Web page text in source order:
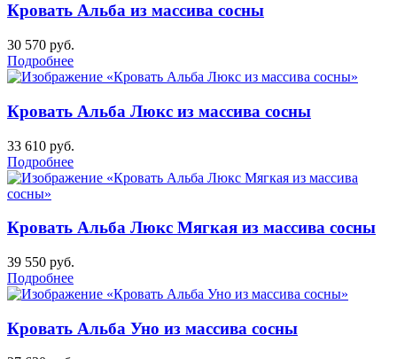
Кровать Альба из массива сосны
30 570 руб.
Подробнее
Кровать Альба Люкс из массива сосны
33 610 руб.
Подробнее
Кровать Альба Люкс Мягкая из массива сосны
39 550 руб.
Подробнее
Кровать Альба Уно из массива сосны